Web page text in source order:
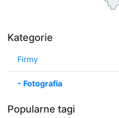
Kategorie
Firmy
- Fotografia
Popularne tagi